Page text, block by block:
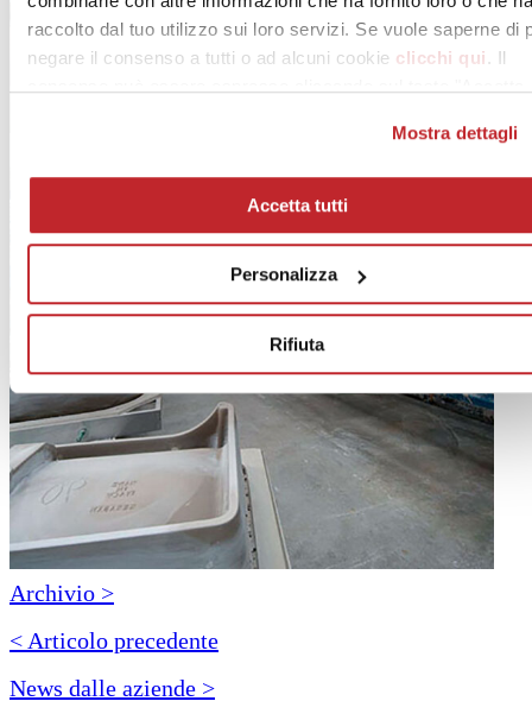
raccolto dal tuo utilizzo sui loro servizi. Se vuole saperne di
negare il consenso a tutti o ad alcuni cookie clicchi qui . Il
Mostra dettagli
Accetta tutti
Personalizza
Rifiuta
Archivio >
< Articolo precedente
News dalle aziende >